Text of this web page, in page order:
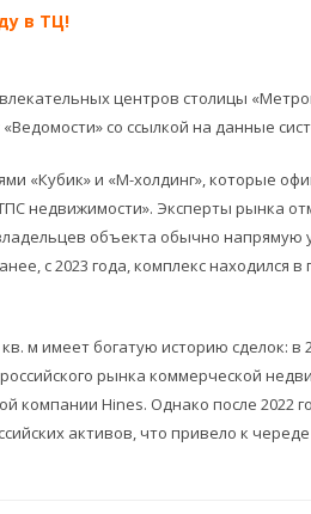
в ТЦ!
центров столицы
со ссылкой на данные
«Кубик» и «М-холдинг», которые
недвижимости». Эксперты рынка
объекта обычно напрямую
с 2023 года, комплекс находился
м имеет богатую историю сделок: в
рынка коммерческой
компании Hines. Однако после 2022
активов, что привело к